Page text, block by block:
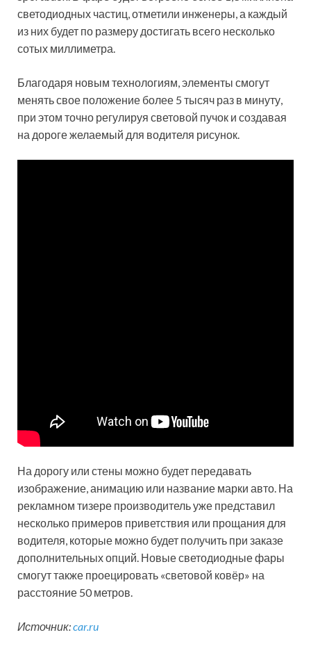
светодиодных частиц, отметили инженеры, а каждый
из них будет по размеру достигать всего несколько
сотых миллиметра.
Благодаря новым технологиям, элементы смогут
менять свое положение более 5 тысяч раз в минуту,
при этом точно регулируя световой пучок и создавая
на дороге желаемый для водителя рисунок.
На дорогу или стены можно будет передавать
изображение, анимацию или название марки авто. На
рекламном тизере производитель уже представил
несколько примеров приветствия или прощания для
водителя, которые можно будет получить при заказе
дополнительных опций. Новые светодиодные фары
смогут также проецировать «световой ковёр» на
расстояние 50 метров.
Источник:car.ru